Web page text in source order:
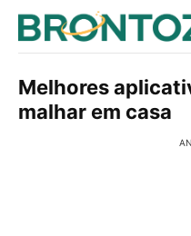
Melhores
malhar em casa